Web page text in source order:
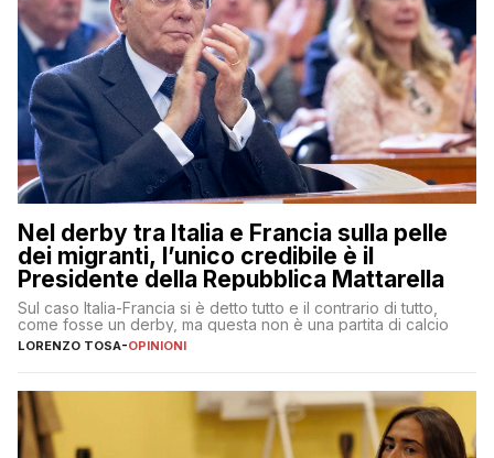
Nel derby tra Italia e Francia sulla pelle
dei migranti, l’unico credibile è il
Presidente della Repubblica Mattarella
Sul caso Italia-Francia si è detto tutto e il contrario di tutto,
come fosse un derby, ma questa non è una partita di calcio
LORENZO TOSA-OPINIONI